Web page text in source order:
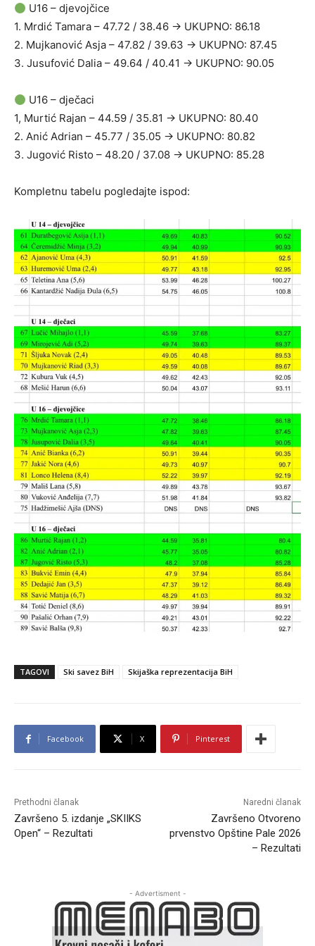
U16 – djevojčice
1. Mrdić Tamara – 47.72 / 38.46 → UKUPNO: 86.18
2. Mujkanović Asja – 47.82 / 39.63 → UKUPNO: 87.45
3. Jusufović Dalia – 49.64 / 40.41 → UKUPNO: 90.05
U16 – dječaci
1, Murtić Rajan – 44.59 / 35.81 → UKUPNO: 80.40
2. Anić Adrian – 45.77 / 35.05 → UKUPNO: 80.82
3. Jugović Risto – 48.20 / 37.08 → UKUPNO: 85.28
Kompletnu tabelu pogledajte ispod:
TAGOVI Ski savez BiH Skijaška reprezentacija BiH
Facebook X Pinterest
Prethodni članak
Završeno 5. izdanje „SKIIKS
Open“ – Rezultati
Naredni članak
Završeno Otvoreno
prvenstvo Opštine Pale 2026
– Rezultati
- Advertisment -